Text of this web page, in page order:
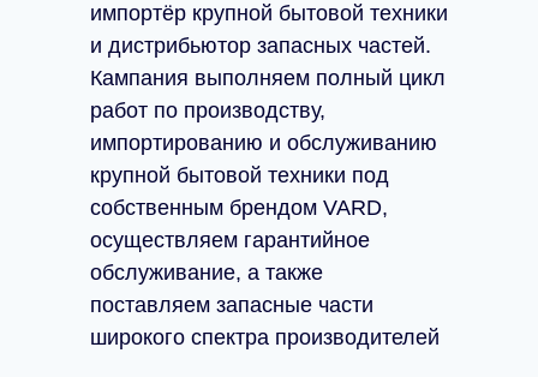
импортёр крупной бытовой техники
и дистрибьютор запасных частей.
Кампания выполняем полный цикл
работ по производству,
импортированию и обслуживанию
крупной бытовой техники под
собственным брендом VARD,
осуществляем гарантийное
обслуживание, а также
поставляем запасные части
широкого спектра производителей